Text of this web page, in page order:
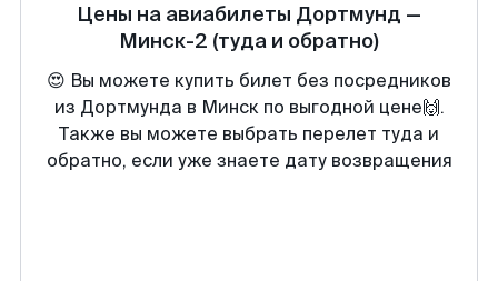
Цены на авиабилеты Дортмунд —
Минск-2 (туда и обратно)
😍 Вы можете купить билет без посредников
из Дортмунда в Минск по выгодной цене🙌.
Также вы можете выбрать перелет туда и
обратно, если уже знаете дату возвращения